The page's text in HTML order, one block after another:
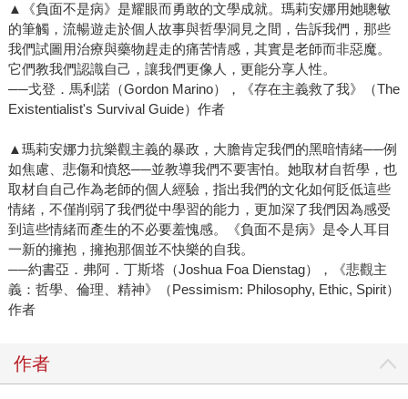
▲《負面不是病》是耀眼而勇敢的文學成就。瑪莉安娜用她聰敏
的筆觸，流暢遊走於個人故事與哲學洞見之間，告訴我們，那些
我們試圖用治療與藥物趕走的痛苦情感，其實是老師而非惡魔。
它們教我們認識自己，讓我們更像人，更能分享人性。
──戈登．馬利諾（Gordon Marino），《存在主義救了我》（The
Existentialist's Survival Guide）作者
▲瑪莉安娜力抗樂觀主義的暴政，大膽肯定我們的黑暗情緒──例
如焦慮、悲傷和憤怒──並教導我們不要害怕。她取材自哲學，也
取材自自己作為老師的個人經驗，指出我們的文化如何貶低這些
情緒，不僅削弱了我們從中學習的能力，更加深了我們因為感受
到這些情緒而產生的不必要羞愧感。《負面不是病》是令人耳目
一新的擁抱，擁抱那個並不快樂的自我。
──約書亞．弗阿．丁斯塔（Joshua Foa Dienstag），《悲觀主
義：哲學、倫理、精神》（Pessimism: Philosophy, Ethic, Spirit）
作者
作者